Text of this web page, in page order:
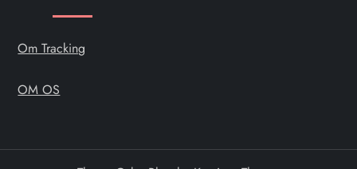
Om Tracking
OM OS